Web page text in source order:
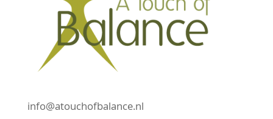
info@atouchofbalance.nl